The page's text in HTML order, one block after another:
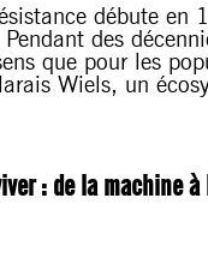
débute
des
que pour les
Wiels, un
: de la machine